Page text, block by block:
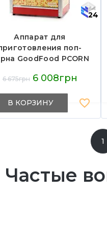
24
Аппарат для
поп-
GoodFood PCORN
6 675грн 6 008грн
В КОРЗИНУ
1
Частые